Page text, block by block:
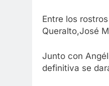
Entre los
Queralto,José
Junto con
definitiva se